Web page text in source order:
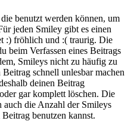
benutzt werden können, um
jeden Smiley gibt es einen
:) fröhlich und :( traurig. Die
beim Verfassen eines Beitrags
Smileys nicht zu häufig zu
schnell unlesbar machen
deinen Beitrag
gar komplett löschen. Die
die Anzahl der Smileys
benutzen kannst.